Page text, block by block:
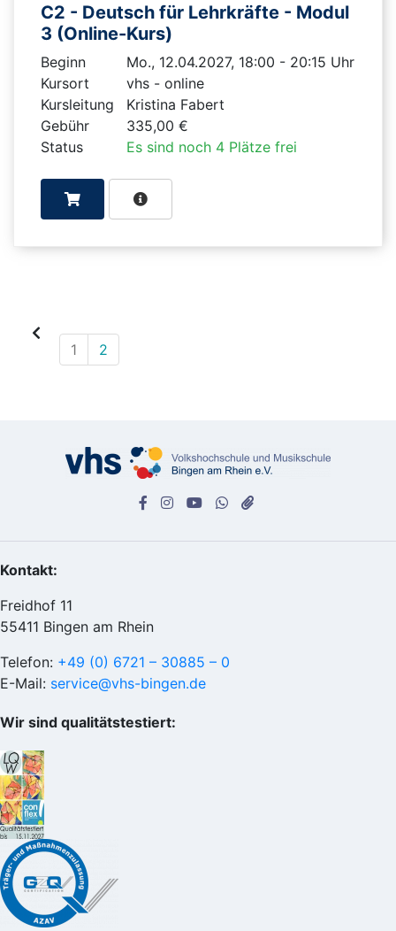
C2 - Deutsch für Lehrkräfte - Modul
3 (Online-Kurs)
Beginn
Mo., 12.04.2027, 18:00 - 20:15 Uhr
Kursort
vhs - online
Kursleitung
Kristina Fabert
Gebühr
335,00 €
Status
Es sind noch 4 Plätze frei
1 2
Kontakt:
Freidhof 11
55411 Bingen am Rhein
Telefon: +49 (0) 6721 – 30885 – 0
E-Mail: service@vhs-bingen.de
Wir sind qualitätstestiert: